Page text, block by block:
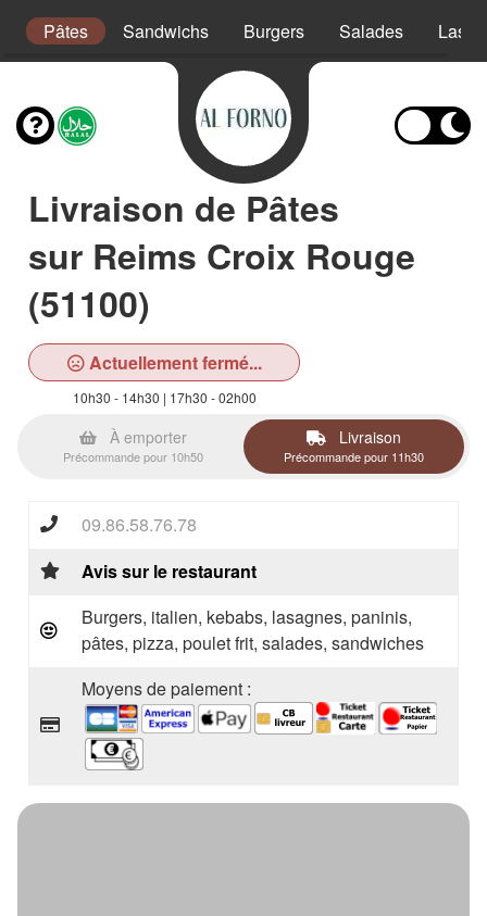
Pâtes Sandwichs Burgers Salades
Livraison de Pâtes
sur Reims Croix Rouge
(51100)
Actuellement fermé...
10h30 - 14h30 | 17h30 - 02h00
À emporter
Précommande pour 10h50
Livraison
Précommande pour 11h30
09.86.58.76.78
Avis sur le restaurant
Burgers, italien, kebabs, lasagnes, paninis,
pâtes, pizza, poulet frit, salades, sandwiches
Moyens de paiement :